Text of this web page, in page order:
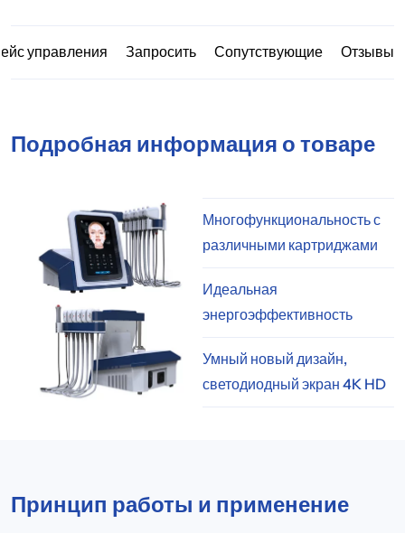
управления Запросить Сопутствующие Отзывы
Подробная информация о товаре
Многофункциональность с
различными картриджами
Идеальная
энергоэффективность
Умный новый дизайн,
светодиодный экран 4K HD
Принцип работы и применение